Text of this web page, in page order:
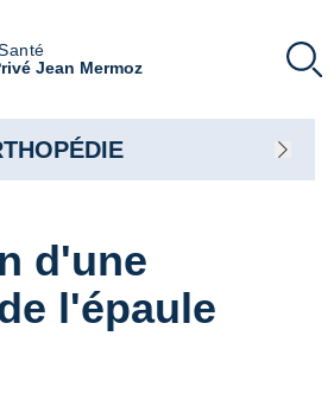
Jean Mermoz
d'une
l'épaule